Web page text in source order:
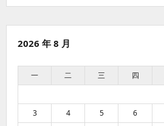
2026 年 8 月
一 二 三 四
3
4 5 6